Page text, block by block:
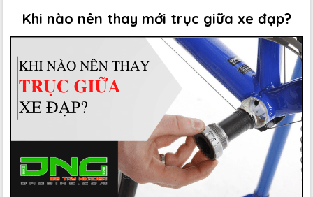
Khi nào nên thay mới trục giữa xe đạp?